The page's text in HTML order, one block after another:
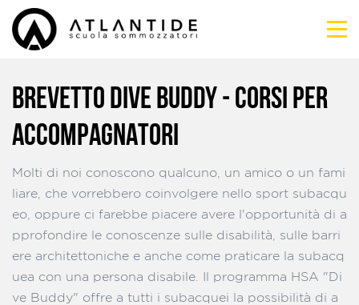
BREVETTO DIVE BUDDY - CORSI PER
ACCOMPAGNATORI
Molti di noi conoscono qualcuno, un amico o un fami
liare, che vorrebbero coinvolgere nello sport subacqu
eo, oppure ci farebbe piacere avere l'opportunità di a
pprofondire le conoscenze sulle disabilità, sulle barri
ere architettoniche e anche come praticare la subacq
uea con una persona disabile. Il programma HSA "Di
ve Buddy" offre a tutti i subacquei la possibilità di a